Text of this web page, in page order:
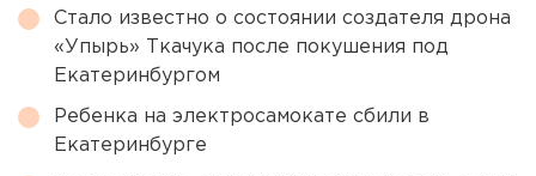
Стало известно о состоянии создателя дрона
«Упырь» Ткачука после покушения под
Екатеринбургом
Ребенка на электросамокате сбили в
Екатеринбурге